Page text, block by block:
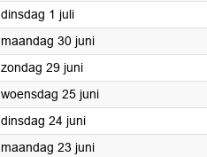
dinsdag 1 juli2025
maandag 30 juni2025
zondag 29 juni2025
woensdag 25 juni2025
dinsdag 24 juni2025
maandag 23 juni2025